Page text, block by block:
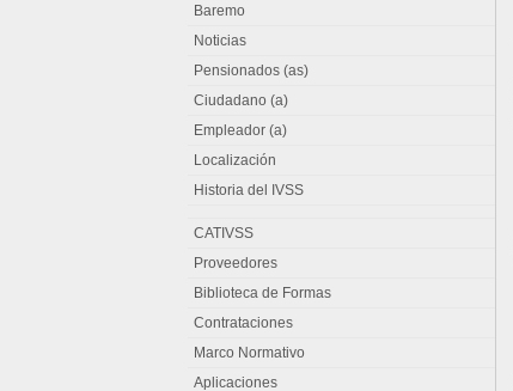
Baremo
Noticias
Pensionados (as)
Ciudadano (a)
Empleador (a)
Localización
Historia del IVSS
CATIVSS
Proveedores
Biblioteca de Formas
Contrataciones
Marco Normativo
Aplicaciones